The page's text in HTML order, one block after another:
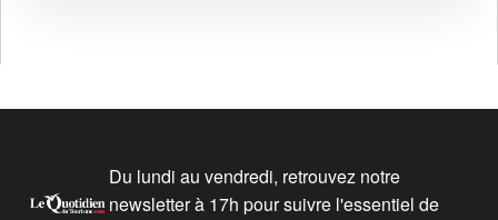
Du lundi au vendredi, retrouvez notre
newsletter à 17h pour suivre l'essentiel de